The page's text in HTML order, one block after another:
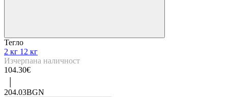
Тегло
2 кг 12 кг
Изчерпана наличност
104.30€
|
204.03BGN